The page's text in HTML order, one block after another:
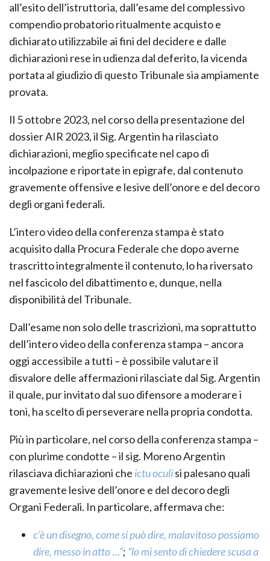
all’esito dell’istruttoria, dall’esame del complessivo
compendio probatorio ritualmente acquisto e
dichiarato utilizzabile ai fini del decidere e dalle
dichiarazioni rese in udienza dal deferito, la vicenda
portata al giudizio di questo Tribunale sia ampiamente
provata.
Il 5 ottobre 2023, nel corso della presentazione del
dossier AIR 2023, il Sig. Argentin ha rilasciato
dichiarazioni, meglio specificate nel capo di
incolpazione e riportate in epigrafe, dal contenuto
gravemente offensive e lesive dell’onore e del decoro
degli organi federali.
L’intero video della conferenza stampa è stato
acquisito dalla Procura Federale che dopo averne
trascritto integralmente il contenuto, lo ha riversato
nel fascicolo del dibattimento e, dunque, nella
disponibilità del Tribunale.
Dall’esame non solo delle trascrizioni, ma soprattutto
dell’intero video della conferenza stampa – ancora
oggi accessibile a tutti – è possibile valutare il
disvalore delle affermazioni rilasciate dal Sig. Argentin
il quale, pur invitato dal suo difensore a moderare i
toni, ha scelto di perseverare nella propria condotta.
Più in particolare, nel corso della conferenza stampa –
con plurime condotte – il sig. Moreno Argentin
rilasciava dichiarazioni che ictu oculisi palesano quali
gravemente lesive dell’onore e del decoro degli
Organi Federali. In particolare, affermava che:
c’è un disegno, come si può dire, malavitoso possiamo
dire, messo in atto …”; “lo mi sento di chiedere scusa a